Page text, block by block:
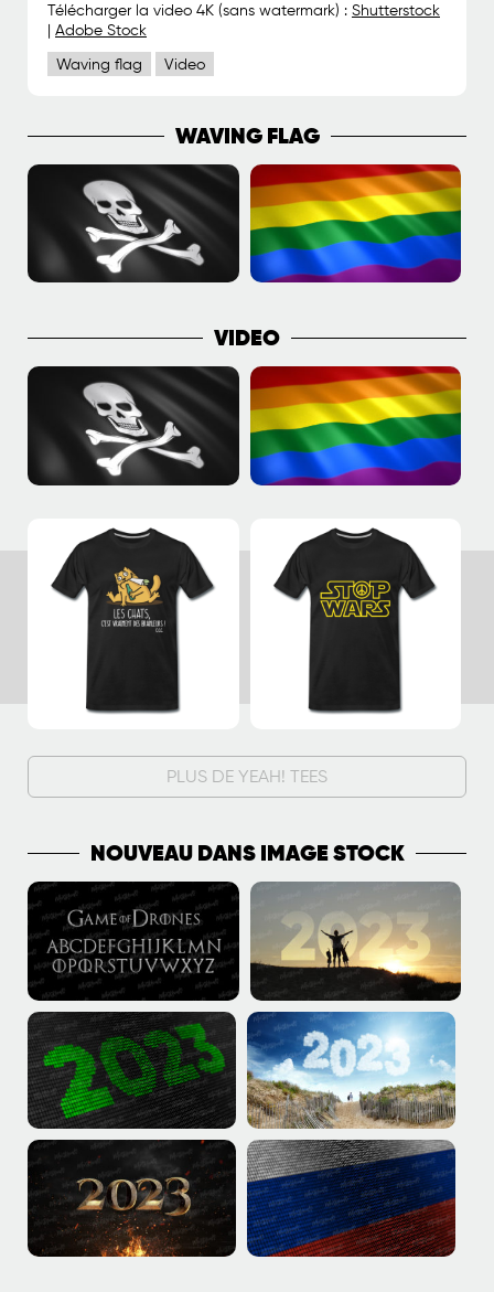
Télécharger la video 4K (sans watermark) : Shutterstock
Adobe Stock
Waving flag Video
WAVING FLAG
VIDEO
PLUS DE YEAH! TEES
NOUVEAU DANS IMAGE STOCK